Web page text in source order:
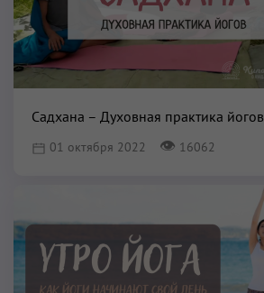
Садхана – Духовная практика йогов
01 октября 2022 👁 16062